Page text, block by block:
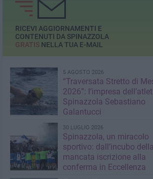
RICEVI AGGIORNAMENTI E
CONTENUTI DA SPINAZZOLA
GRATISNELLA TUA E-MAIL
5 AGOSTO 2026
“Traversata Stretto di
2026”: l’impresa
Spinazzola Sebastiano
Galantucci
30 LUGLIO 2026
Spinazzola, un miracolo
sportivo: dall’incubo della
mancata iscrizione alla
conferma in Eccellenza